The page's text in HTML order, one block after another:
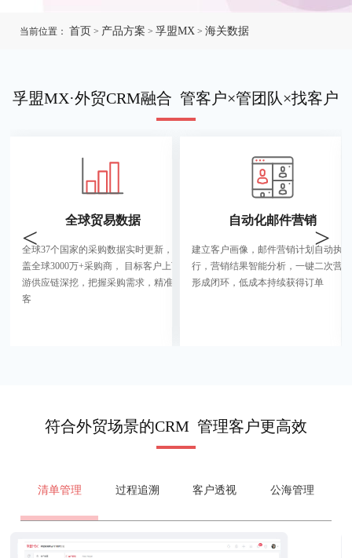
当前位置： 首页 > 产品方案 > 孚盟MX > 海关数据
孚盟MX·外贸CRM融合 管客户×管团队×找客户
全球贸易数据
全球37个国家的采购数据实时更新，覆
盖全球3000万+采购商， 目标客户上下
游供应链深挖，把握采购需求，精准获
客
自动化邮件营销
建立客户画像，邮件营销计划自动执
行，营销结果智能分析，一键二次营销
形成闭环，低成本持续获得订单
< >
符合外贸场景的CRM 管理客户更高效
清单管理 过程追溯 客户透视 公海管理